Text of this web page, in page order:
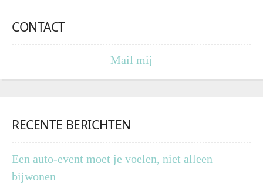
CONTACT
Mail mij
RECENTE BERICHTEN
Een auto-event moet je voelen, niet alleen
bijwonen